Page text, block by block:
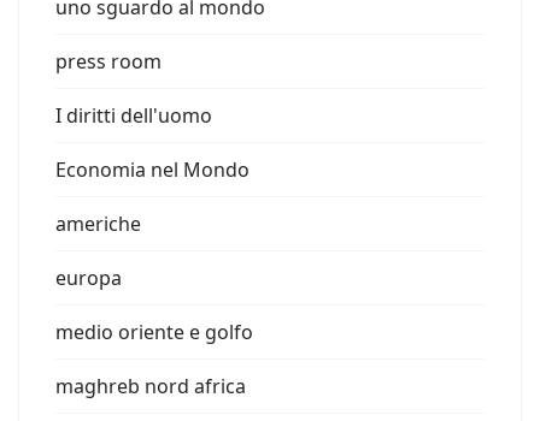
uno sguardo al mondo
press room
I diritti dell'uomo
Economia nel Mondo
americhe
europa
medio oriente e golfo
maghreb nord africa